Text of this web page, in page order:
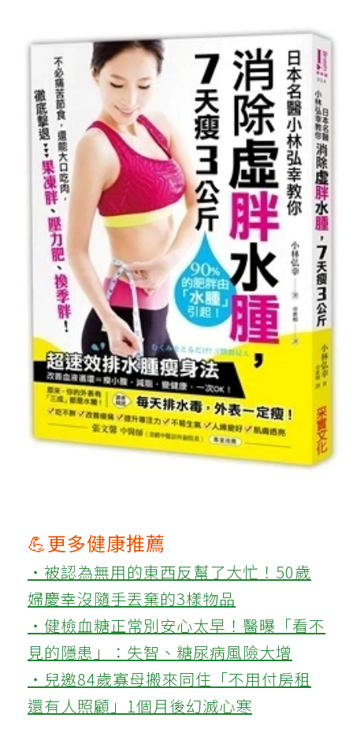
💪更多健康推薦
‧被認為無用的東西反幫了大忙！50歲
婦慶幸沒隨手丟棄的3樣物品
‧健檢血糖正常別安心太早！醫曝「看不
見的隱患」：失智、糖尿病風險大增
‧兒邀84歲寡母搬來同住「不用付房租
還有人照顧」1個月後幻滅心寒